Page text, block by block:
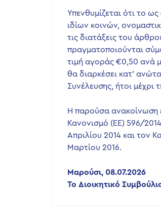
Υπενθυμίζεται ότι το
ιδίων κοινών,
τις διατάξεις του
πραγματοποιούνται
τιμή αγοράς €0,50 ανά
θα διαρκέσει κατ’
Συνέλευσης, ήτοι μέχρι
Η παρούσα ανακοίνωση
Κανονισμό (ΕΕ) 596/
Απριλίου 2014 και τον
Μαρτίου 2016.
Μαρούσι, 08.07.2026
Το Διοικητικό